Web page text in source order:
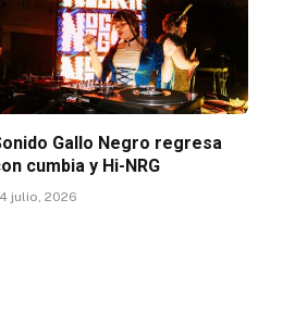
Gallo Negro regresa
cumbia y Hi-NRG
julio, 2026